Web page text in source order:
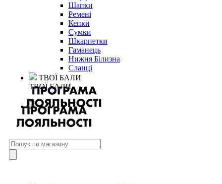
Шапки
Ремені
Кепки
Сумки
Шкарпетки
Гаманець
Нижня Білизна
Сланці
ТВОЇ БАЛИ
ТВОЇ БАЛИ